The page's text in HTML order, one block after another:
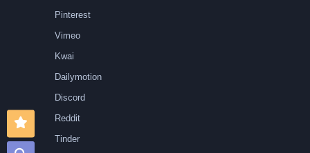
Pinterest
Vimeo
Kwai
Dailymotion
Discord
Reddit
Tinder